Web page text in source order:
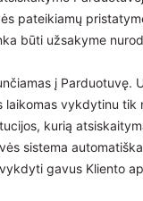
pateikiamų
būti užsakyme
į
laikomas vykdytinu
kurią
sistema
gavus Kliento